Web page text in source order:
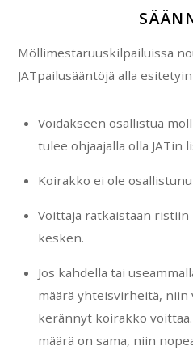
Möllimestaruuskilpailuissa
JATpailusääntöjä alla
Voidakseen osallistua
tulee ohjaajalla olla JATin
Koirakko ei ole
Voittaja ratkaistaan
kesken.
Jos kahdella tai
määrä yhteisvirheitä,
kerännyt koirakko
määrä on sama, niin